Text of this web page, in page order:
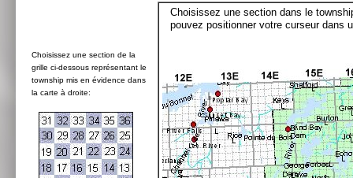
Choisissez une section de la
grille ci-dessous représentant le
township mis en évidence dans
la carte à droite:
Choisissez une section dans le
pouvez positionner votre curseur dans